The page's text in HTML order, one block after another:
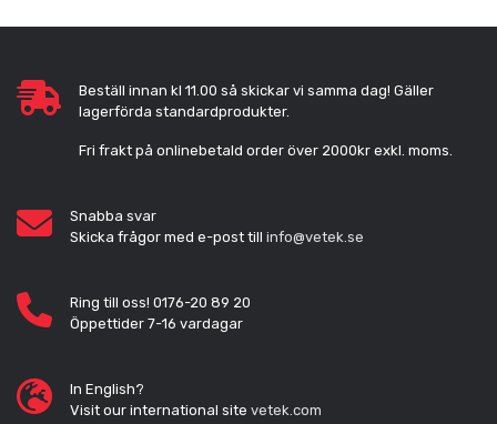
Beställ innan kl 11.00 så skickar vi samma dag! Gäller
lagerförda standardprodukter.
Fri frakt på onlinebetald order över 2000kr exkl. moms.
Snabba svar
Skicka frågor med e-post till info@vetek.se
Ring till oss! 0176-20 89 20
Öppettider 7-16 vardagar
In English?
Visit our international site vetek.com